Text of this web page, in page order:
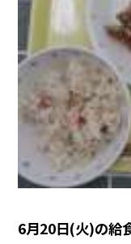
6月20日(火)の給食